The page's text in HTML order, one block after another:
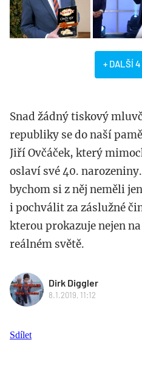
+ DALŠÍ
Snad žádný tiskový
republiky se do naší
Jiří Ovčáček, který
oslaví své 40.
bychom si z něj neměli
i pochválit za záslužné
kterou prokazuje nejen
reálném světě.
Dirk Diggler
8.1.2019, 11:12
Sdílet